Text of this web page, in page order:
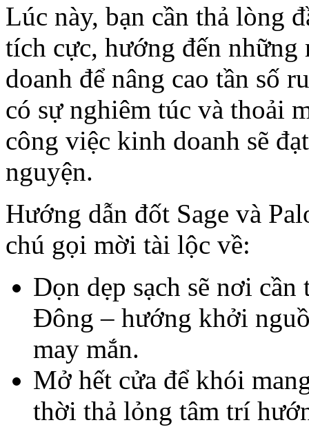
Lúc này, bạn cần thả lòng
tích cực, hướng đến
doanh để nâng cao tần số
có sự nghiêm túc và thoải
công việc kinh doanh sẽ
nguyện.
Hướng dẫn đốt Sage và
chú gọi mời tài lộc về:
Dọn dẹp sạch sẽ nơi
Đông – hướng khởi
may mắn.
Mở hết cửa để khói
thời thả lỏng tâm trí